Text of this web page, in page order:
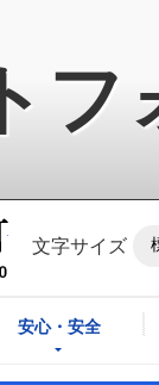
フ
八千代町公式ホ
文字サイズ
安心・安全